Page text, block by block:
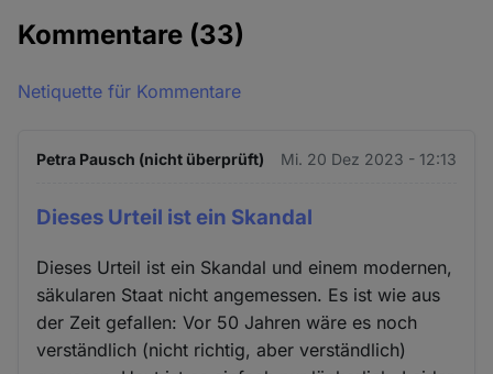
Kommentare (33)
Netiquette für Kommentare
Petra Pausch (nicht überprüft) Mi. 20 Dez 2023 - 12:13
Dieses Urteil ist ein Skandal
Dieses Urteil ist ein Skandal und einem modernen,
säkularen Staat nicht angemessen. Es ist wie aus
der Zeit gefallen: Vor 50 Jahren wäre es noch
verständlich (nicht richtig, aber verständlich)